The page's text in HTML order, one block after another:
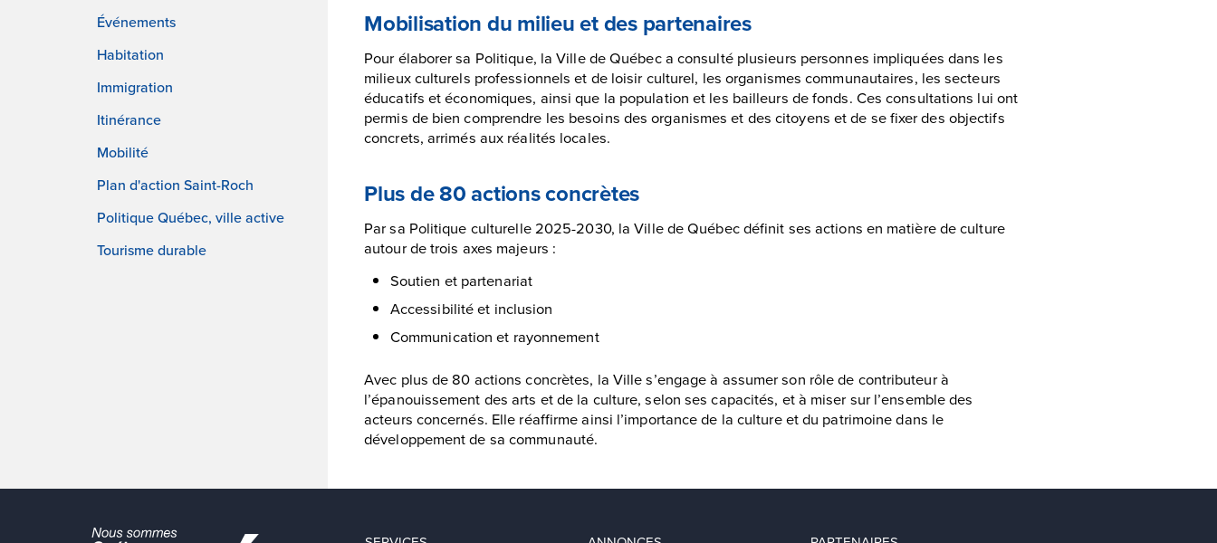
Événements
Habitation
Immigration
Itinérance
Mobilité
Plan d'action Saint-Roch
Politique Québec, ville active
Tourisme durable
Mobilisation du milieu et des partenaires
Pour élaborer sa Politique, la Ville de Québec a consulté plusieurs personnes impliquées dans les
milieux culturels professionnels et de loisir culturel, les organismes communautaires, les secteurs
éducatifs et économiques, ainsi que la population et les bailleurs de fonds. Ces consultations lui ont
permis de bien comprendre les besoins des organismes et des citoyens et de se fixer des objectifs
concrets, arrimés aux réalités locales.
Plus de 80 actions concrètes
Par sa Politique culturelle 2025-2030, la Ville de Québec définit ses actions en matière de culture
autour de trois axes majeurs :
Soutien et partenariat
Accessibilité et inclusion
Communication et rayonnement
Avec plus de 80 actions concrètes, la Ville s’engage à assumer son rôle de contributeur à
l’épanouissement des arts et de la culture, selon ses capacités, et à miser sur l’ensemble des
acteurs concernés. Elle réaffirme ainsi l’importance de la culture et du patrimoine dans le
développement de sa communauté.